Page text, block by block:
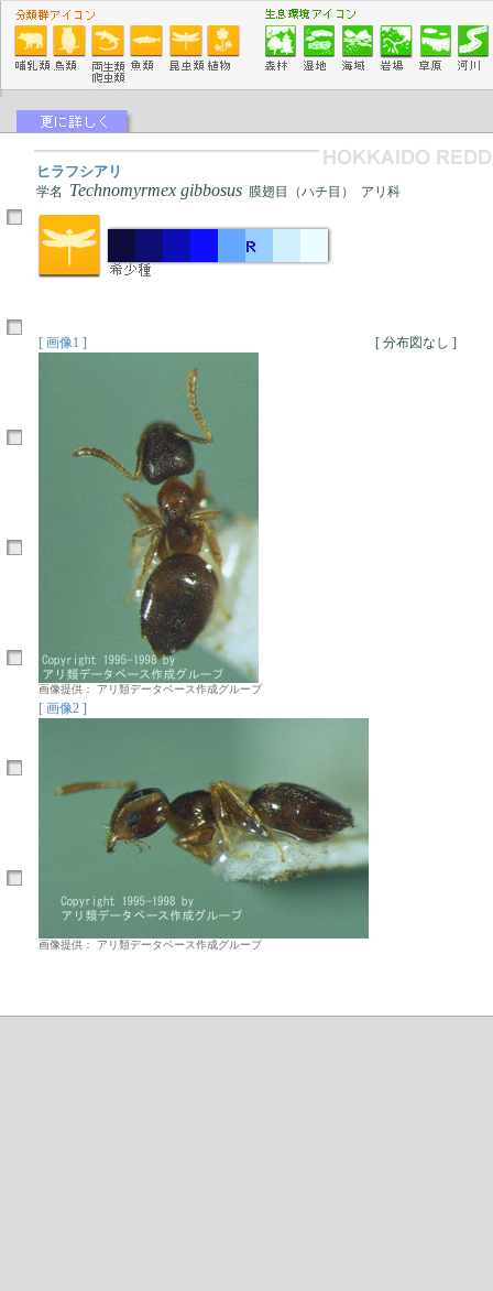
ヒラフシアリ
学名 Technomyrmex gibbosus 膜翅目（ハチ目） アリ科
[ 画像1 ]
画像提供： アリ類データベース作成グループ
[ 分布図なし ]
[ 画像2 ]
画像提供： アリ類データベース作成グループ